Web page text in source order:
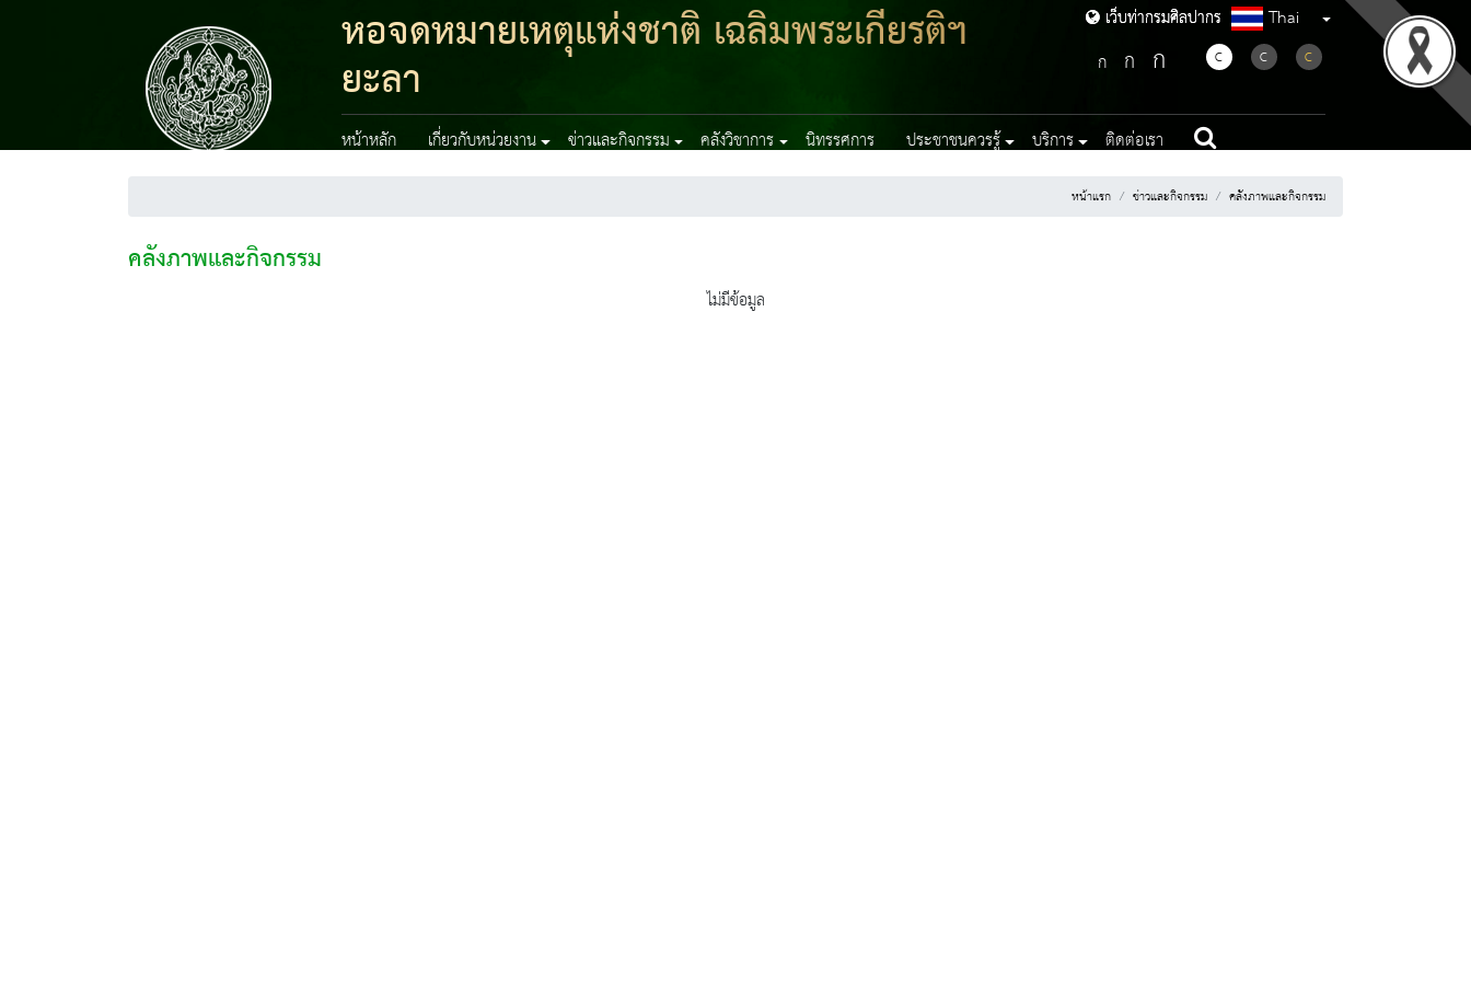
เว็บท่ากรมศิลปากร
หอจดหมายเหตุแห่งชาติ เฉลิมพระเกียรติฯ
ยะลา
เว็บท่ากรมศิลปากร Thai
ก ก ก C C C
หน้าหลัก เกี่ยวกับหน่วยงาน ข่าวและกิจกรรม คลังวิชาการ นิทรรศการ ประชาชนควรรู้ บริการ ติดต่อเรา
หน้าแรก ข่าวและกิจกรรม คลังภาพและกิจกรรม
คลังภาพและกิจกรรม
ไม่มีข้อมูล